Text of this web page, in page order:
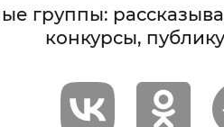
группы:
конкурсы,